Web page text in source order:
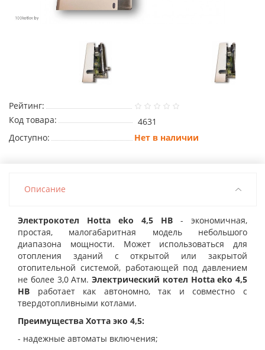
Рейтинг:
Код товара:
4631
Доступно:
Нет в наличии
Описание
Электрокотел Hotta eko 4,5 HB - экономичная,
простая, малогабаритная модель небольшого
диапазона мощности. Может использоваться для
отопления зданий с открытой или закрытой
отопительной системой, работающей под давлением
не более 3,0 Атм. Электрический котел Hotta eko 4,5
HB работает как автономно, так и совместно с
твердотопливными котлами.
Преимущества Хотта эко 4,5:
- надежные автоматы включения;